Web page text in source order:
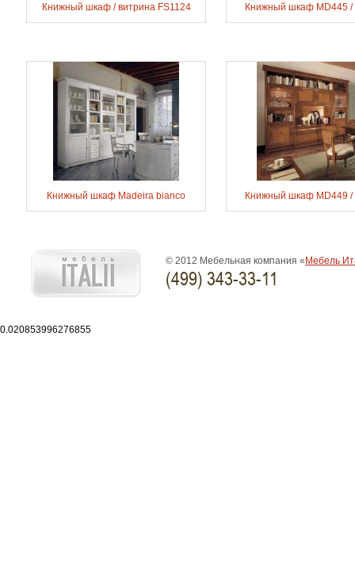
Книжный шкаф / витрина FS1124 Книжный шкаф MD445 /
Книжный шкаф Madeira bianco Книжный шкаф MD449 /
© 2012 Мебельная компания « Мебель
(499) 343-33-11
0.020853996276855